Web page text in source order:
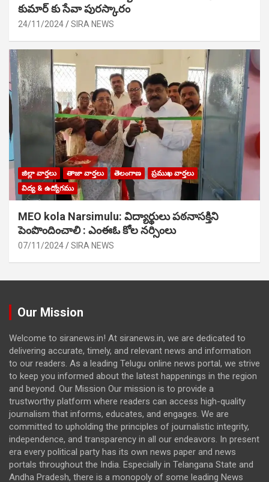
కుమార్ కు సేవా పురస్కారం
24/11/2024 SIRA NEWS
జిల్లా వార్తలు తాజా వార్తలు తెలంగాణ
ప్రముఖ వార్తలు
విద్య & ఉద్యోగము
MEO kola Narsimulu: విద్యార్థులు పఠ‌నాసక్తిని
పెంపొందించాలి : ఎంఈఓ కోల నర్సింలు
07/11/2024 SIRA NEWS
Our Mission
Welcome to siranews.in! At siranews.in, we are dedicated to
delivering accurate, timely, and relevant news and information
to our readers. As a leading Telugu online news portal, we strive
to keep you informed about the latest happenings in the region
and beyond. Our Mission Our mission is to provide a
trustworthy platform where readers can access high-quality
journalism that informs, educates, and engages. We are
committed to upholding the principles of journalistic integrity,
independence, and transparency in all our endeavors. In present
era every political party has its own news paper and news
portals throughout the India. Especially in Telangana State and
Andha Pradesh, there is a monopoly of some leading News